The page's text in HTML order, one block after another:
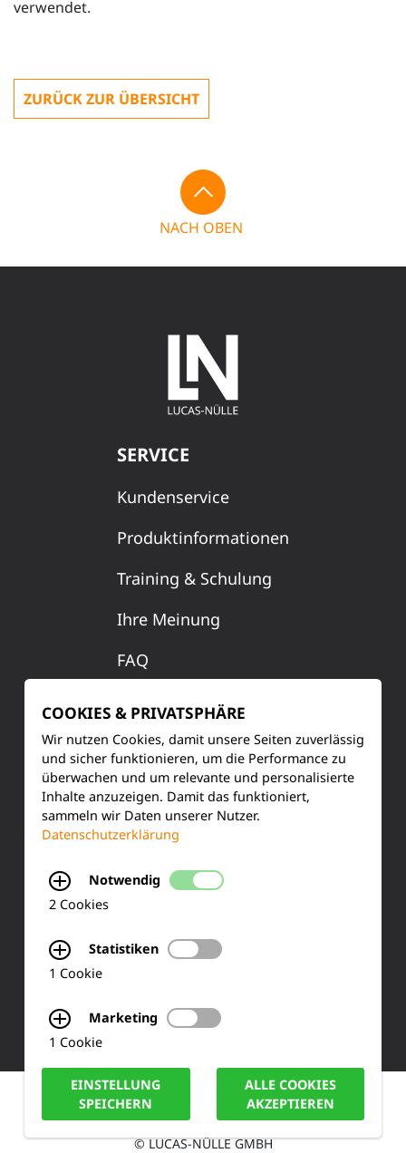
verwendet.
ZURÜCK ZUR ÜBERSICHT
NACH OBEN
SERVICE
Kundenservice
Produktinformationen
Training & Schulung
Ihre Meinung
FAQ
KONTAKT
Siemensstraße 2
50170 Kerpen
info@lucas-nuelle.de
© LUCAS-NÜLLE GMBH
IMPRESSUM DATENSCHUTZ COOKIE HINWEISE
COOKIES & PRIVATSPHÄRE
Wir nutzen Cookies, damit unsere Seiten zuverlässig
und sicher funktionieren, um die Performance zu
überwachen und um relevante und personalisierte
Inhalte anzuzeigen. Damit das funktioniert,
sammeln wir Daten unserer Nutzer.
Datenschutzerklärung
Notwendig
2 Cookies
Statistiken
1 Cookie
Marketing
1 Cookie
EINSTELLUNG
SPEICHERN
ALLE COOKIES
AKZEPTIEREN